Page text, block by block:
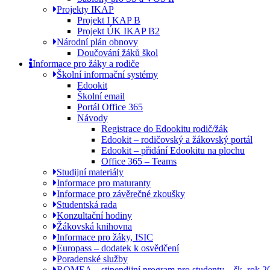
Projekty IKAP
Projekt I KAP B
Projekt ÚK IKAP B2
Národní plán obnovy
Doučování žáků škol
Informace pro žáky a rodiče
Školní informační systémy
Edookit
Školní email
Portál Office 365
Návody
Registrace do Edookitu rodič/žák
Edookit – rodičovský a žákovský portál
Edookit – přidání Edookitu na plochu
Office 365 – Teams
Studijní materiály
Informace pro maturanty
Informace pro závěrečné zkoušky
Studentská rada
Konzultační hodiny
Žákovská knihovna
Informace pro žáky, ISIC
Europass – dodatek k osvědčení
Poradenské služby